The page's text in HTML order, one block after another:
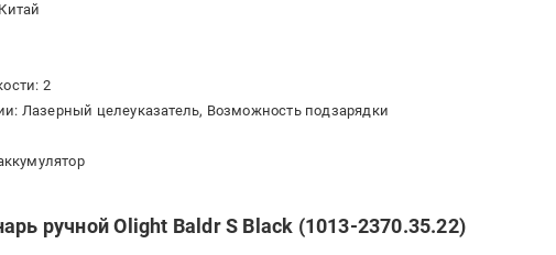
2
Лазерный целеуказатель, Возможность подзарядки
ручной Olight Baldr S Black (1013-2370.35.22)